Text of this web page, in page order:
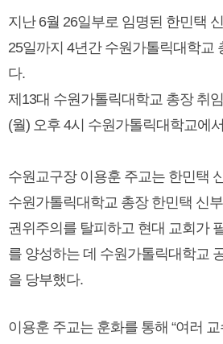
지난 6월 26일부로 임명된 한민택
25일까지 4년간 수원가톨릭대학교
다.
제13대 수원가톨릭대학교 총장 취
(월) 오후 4시 수원가톨릭대학교에
수원교구장 이용훈 주교는 한민택
수원가톨릭대학교 총장 한민택 신
권위주의를 탈피하고 현대 교회가
를 양성하는 데 수원가톨릭대학교
을 당부했다.
이용훈 주교는 훈화를 통해 “여러